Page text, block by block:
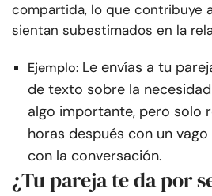
compartida, lo que contribuye
sientan subestimados en la
Ejemplo: Le envías a tu
de texto sobre la
algo importante, pero solo
horas después con un
con la conversación.
¿Tu pareja te da por